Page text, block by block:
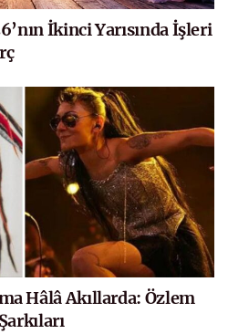
İkinci Yarısında İşleri
Hâlâ Akıllarda: Özlem